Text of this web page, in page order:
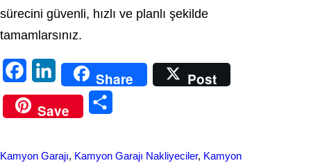
sürecini güvenli, hızlı ve planlı şekilde
tamamlarsınız.
a
c
i
n
Share
Post
Save
Kamyon Garajı, Kamyon Garajı Nakliyeciler, Kamyon